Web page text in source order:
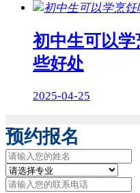
初中生可以
些好处
2025-04-25
预约报名